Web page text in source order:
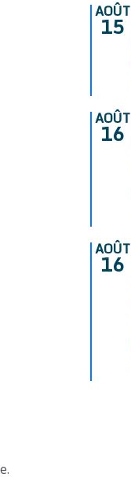
AOÛT
15
AOÛT
16
AOÛT
16